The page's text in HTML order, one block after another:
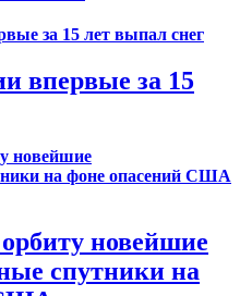
впервые за 15
новейшие
спутники на